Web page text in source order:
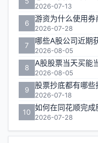
2026-07-13
6 游资为什么使用券
2026-07-28
7 哪些A股公司近期
2026-08-05
8 A股股票当天买能
2026-08-05
9 股票抄底都有哪些
2026-07-18
10 如何在同花顺完
2026-07-28